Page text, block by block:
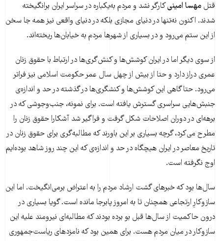
قتل مهسا امینیکارگر نشد و مردم به‌یکباره در سراسر ایران برانگیخته
شدند. اکنون نه‌تنها در دنیای مجازی بلکه در دنیای واقعی نیز همه جا سخن
از این ستم می‌رود و در بسیاری از شهرها مردم به خیابان‌ها ریخته‌اند.
از سوی دیگر اما در ایران کوشش‌ها و کنش‌گری‌ها در ارتباط با حقوق زنان
عمری دراز دارد و حتا از بیش از چهل سال عمر حکومت اسلامی نیز فراتر
می‌رود. حتا گاهی این کوشش‌ها و کنشگری‌ها در گذشته در حد و اندازه‌ی
جنبش‌هایی سراسری گسترش یافته است. برای نمونه، جنب‌وجوشی که در
‌برهه‌ای در دوران اصلاحات شکل گرفت و فراگیر شد آشکارا حقوق زنان را
مطرح می‌کرد، گرچه بسیاری بر این باورند که مطالبه‌گری برای حقوق زنان در
تاریخ معاصر در ایران هیچگاه در حد و اندازه‌ی که این چند روز شاهد بوده‌ایم
اوج نگرفته است.
سال‌ها بود که خبرهای گشت ارشاد مردم را به اعتراض برمی‌انگیخت. اما این
سازوکارِ ارتجاعی همچنان تا به امروز پابرجا مانده است. گویا بسیاری در
درون حاکمیت از سال‌ها قبل بو برده بودند که مطالبه‌ای نیرومند علیه این
سازوکار در میان مردم هست. برای همین بود که نامزدهای ریاست‌جمهوری